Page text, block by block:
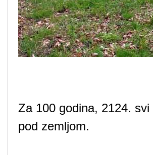
Za 100 godina, 2124. svi
pod zemljom.